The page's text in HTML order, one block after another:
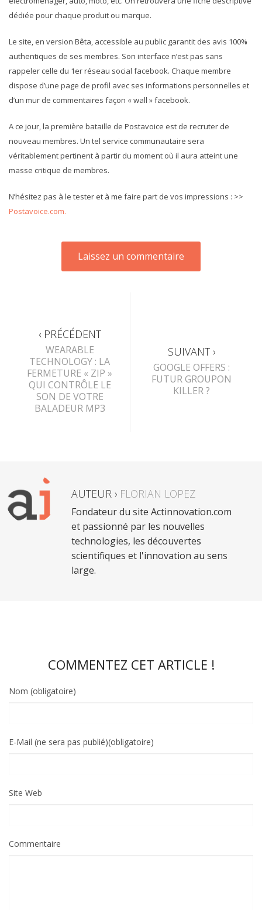
dédiée pour chaque produit ou marque.
Le site, en version Bêta, accessible au public garantit des avis 100%
authentiques de ses membres. Son interface n’est pas sans
rappeler celle du 1er réseau social facebook. Chaque membre
dispose d’une page de profil avec ses informations personnelles et
d’un mur de commentaires façon « wall » facebook.
A ce jour, la première bataille de Postavoice est de recruter de
nouveau membres. Un tel service communautaire sera
véritablement pertinent à partir du moment où il aura atteint une
masse critique de membres.
N’hésitez pas à le tester et à me faire part de vos impressions : >>
Postavoice.com.
‹ PRÉCÉDENT
WEARABLE
TECHNOLOGY : LA
FERMETURE « ZIP »
QUI CONTRÔLE LE
SON DE VOTRE
BALADEUR MP3
SUIVANT ›
GOOGLE OFFERS :
FUTUR GROUPON
KILLER ?
AUTEUR › FLORIAN LOPEZ
Fondateur du site Actinnovation.com
et passionné par les nouvelles
technologies, les découvertes
scientifiques et l'innovation au sens
large.
COMMENTEZ CET ARTICLE !
Nom (obligatoire)
E-Mail (ne sera pas publié)(obligatoire)
Site Web
Commentaire